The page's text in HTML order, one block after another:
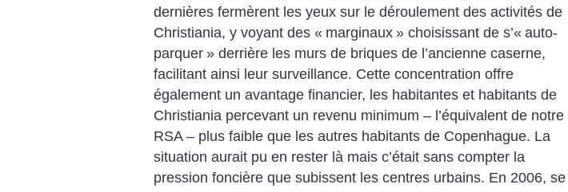
dernières fermèrent les yeux sur le déroulement des activités de
Christiania, y voyant des « marginaux » choisissant de s’« auto-
parquer » derrière les murs de briques de l’ancienne caserne,
facilitant ainsi leur surveillance. Cette concentration offre
également un avantage financier, les habitantes et habitants de
Christiania percevant un revenu minimum – l’équivalent de notre
RSA – plus faible que les autres habitants de Copenhague. La
situation aurait pu en rester là mais c’était sans compter la
pression foncière que subissent les centres urbains. En 2006, se